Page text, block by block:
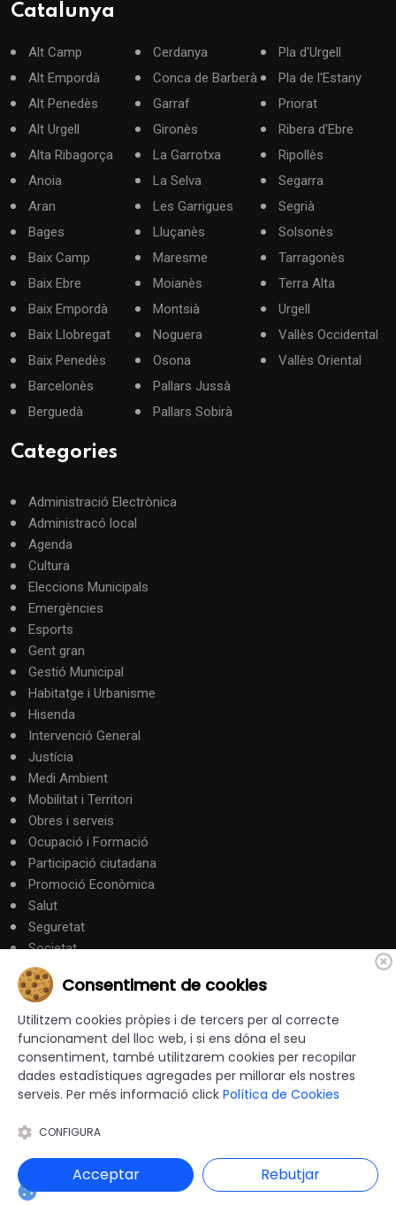
Catalunya
Alt Camp
Alt Empordà
Alt Penedès
Alt Urgell
Alta Ribagorça
Anoia
Aran
Bages
Baix Camp
Baix Ebre
Baix Empordà
Baix Llobregat
Baix Penedès
Barcelonès
Berguedà
Cerdanya
Conca de Barberà
Garraf
Gironès
La Garrotxa
La Selva
Les Garrigues
Lluçanès
Maresme
Moianès
Montsià
Noguera
Osona
Pallars Jussà
Pallars Sobirà
Pla d'Urgell
Pla de l'Estany
Priorat
Ribera d'Ebre
Ripollès
Segarra
Segrià
Solsonès
Tarragonès
Terra Alta
Urgell
Vallès Occidental
Vallès Oriental
Categories
Administració Electrònica
Administracó local
Agenda
Cultura
Eleccions Municipals
Emergències
Esports
Gent gran
Gestió Municipal
Habitatge i Urbanisme
Hisenda
Intervenció General
Justícia
Medi Ambient
Mobilitat i Territori
Obres i serveis
Ocupació i Formació
Participació ciutadana
Promoció Econòmica
Salut
Seguretat
Societat
Turisme
Altres Canals
canalandorra.ad
© 2012-2026 Ajuntaments de Catalunya - Tots els drets
Avís Legal |Política de privacitat|
Política de Cookies| Accessibilitat|
Consentiment de cookies
Utilitzem cookies pròpies i de tercers per al correcte
funcionament del lloc web, i si ens dóna el seu
consentiment, també utilitzarem cookies per recopilar
dades estadístiques agregades per millorar els nostres
serveis. Per més informació click Política de Cookies
CONFIGURA
Acceptar Rebutjar